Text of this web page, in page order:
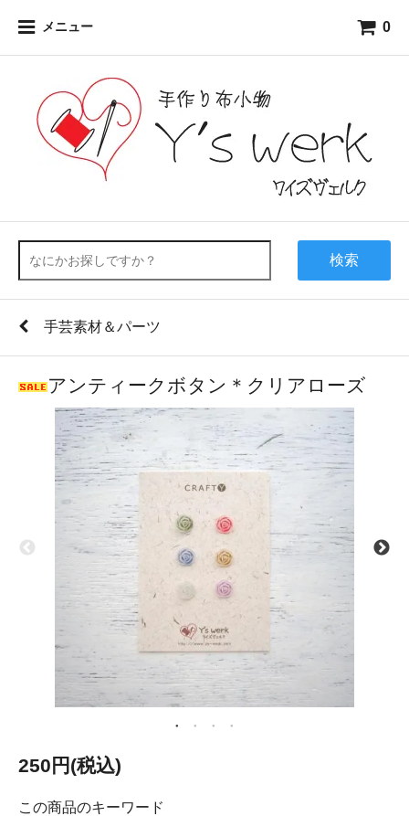
メニュー 0
検索
手芸素材＆パーツ
アンティークボタン＊クリアローズ
250円(税込)
この商品のキーワード